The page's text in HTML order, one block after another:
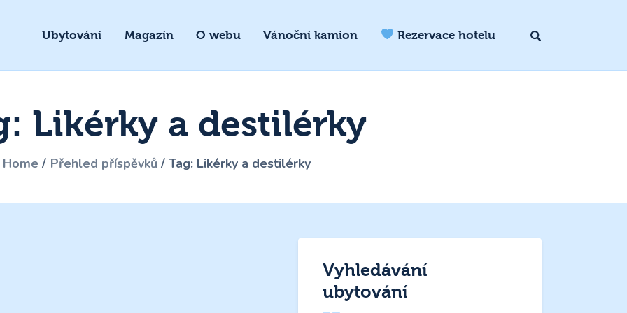
Ubytování Magazín O webu Vánoční kamion Rezervace hotelu
Likérky a destilérky
Home Přehled příspěvků Tag: Likérky a destilérky
Vyhledávání
ubytování